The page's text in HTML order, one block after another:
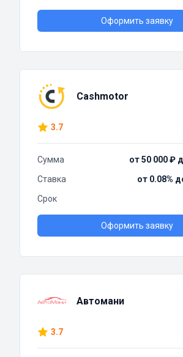
Оформить заявку
Cashmotor
3.7
Сумма
от 50 000 ₽
Ставка
от 0.08%
Срок
Оформить заявку
Автомани
3.7